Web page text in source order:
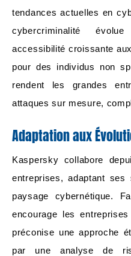
tendances actuelles en
cybercriminalité
accessibilité croissante
pour des individus non
rendent les grandes
attaques sur mesure,
Adaptation aux
Kaspersky collabore
entreprises, adaptant
paysage cybernétique.
encourage les
préconise une approche
par une analyse de